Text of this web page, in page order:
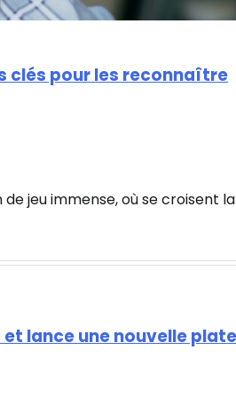
clés pour les reconnaître
jeu immense, où se croisent
lance une nouvelle